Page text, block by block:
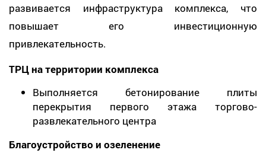
развивается инфраструктура комплекса, что
повышает его инвестиционную
привлекательность.
ТРЦ на территории комплекса
Выполняется бетонирование плиты
перекрытия первого этажа торгово-
развлекательного центра
Благоустройство и озеленение